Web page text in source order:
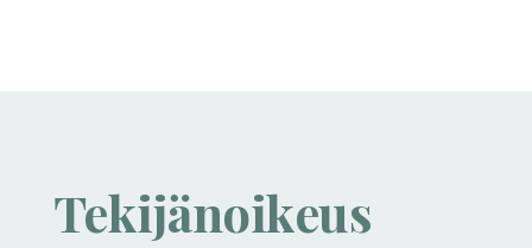
Tekijänoikeus